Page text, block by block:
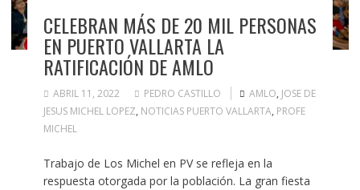
CELEBRAN MÁS DE 20 MIL PERSONAS
EN PUERTO VALLARTA LA
RATIFICACIÓN DE AMLO
ABRIL 11, 2022 PEDRO CASTILLO AMLO, JOSE DE
JESUS MICHEL LOPEZ, NOTICIAS PUERTO VALLARTA, PROFE
MICHEL
Trabajo de Los Michel en PV se refleja en la
respuesta otorgada por la población. La gran fiesta